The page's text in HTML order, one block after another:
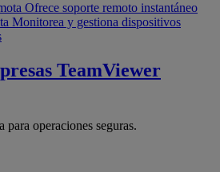
Ofrece soporte remoto instantáneo
Monitorea y gestiona dispositivos
TeamViewer
para operaciones seguras.